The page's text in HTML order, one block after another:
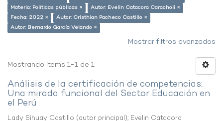
Materia: Políticas públicas ×
Autor: Evelin Catacora Caracholi ×
Fecha: 2022 ×
Autor: Cristhian Pacheco Castillo ×
Autor: Bernardo García Velando ×
Mostrar filtros avanzados
Mostrando ítems 1-1 de 1
Análisis de la certificación de competencias:
Una mirada funcional del Sector Educación en
el Perú
Lady Sihuay Castillo (autor principal); Evelin Catacora